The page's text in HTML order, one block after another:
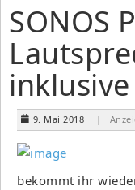
SONOS
9. Mai 2018 |
bekommt ihr